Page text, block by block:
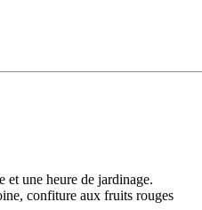
et une heure de jardinage.
confiture aux fruits rouges